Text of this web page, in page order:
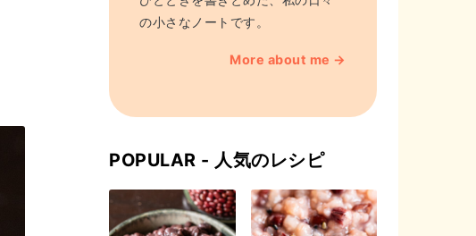
の小さなノートです。
More about me →
POPULAR - 人気のレシピ